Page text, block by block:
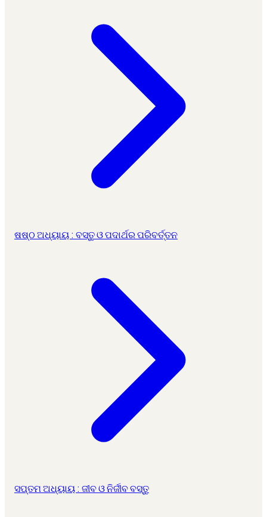
ଷଷ୍ଠ ଅଧ୍ୟାୟ : ବସ୍ତୁ ଓ ପଦାର୍ଥର ପରିବର୍ତ୍ତନ
ସପ୍ତମ ଅଧ୍ୟାୟ : ଜୀବ ଓ ନିର୍ଜୀବ ବସ୍ତୁ